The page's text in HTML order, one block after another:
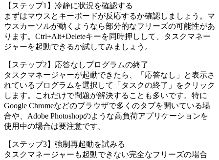
【ステップ1】冷静に状況を確認する
まずはマウスとキーボードが反応するか確認しましょう。マ
ウスカーソルが動くようなら部分的なフリーズの可能性があ
ります。Ctrl+Alt+Deleteキーを同時押しして、タスクマネー
ジャーを起動できるか試してみましょう。
【ステップ2】応答なしプログラムの終了
タスクマネージャーが起動できたら、「応答なし」と表示さ
れているプログラムを選択して「タスクの終了」をクリック
します。これだけで問題が解決することも多いです。特に
Google Chromeなどのブラウザで多くのタブを開いている場
合や、Adobe Photoshopのような高負荷アプリケーションを
使用中の場合は要注意です。
【ステップ3】強制再起動を試みる
タスクマネージャーも起動できない完全なフリーズの場合